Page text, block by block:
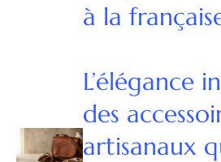
à la
L’élégance
des
artisanaux